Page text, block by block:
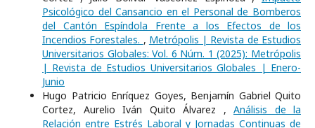
Psicológico del Cansancio en el Personal de Bomberos
del Cantón Espíndola Frente a los Efectos de los
Incendios Forestales. , Metrópolis | Revista de Estudios
Universitarios Globales: Vol. 6 Núm. 1 (2025): Metrópolis
| Revista de Estudios Universitarios Globales | Enero-
Junio
Hugo Patricio Enríquez Goyes, Benjamín Gabriel Quito
Cortez, Aurelio Iván Quito Álvarez , Análisis de la
Relación entre Estrés Laboral y Jornadas Continuas de